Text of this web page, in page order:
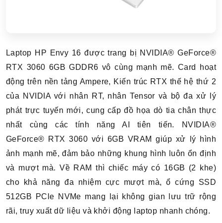
Laptop HP Envy 16 được trang bị NVIDIA® GeForce®
RTX 3060 6GB GDDR6 vô cùng mạnh mẽ. Card hoạt
động trên nền tảng Ampere, Kiến trúc RTX thế hệ thứ 2
của NVIDIA với nhân RT, nhân Tensor và bộ đa xử lý
phát trực tuyến mới, cung cấp đồ họa dò tia chân thực
nhất cùng các tính năng AI tiên tiến. NVIDIA®
GeForce® RTX 3060 với 6GB VRAM giúp xử lý hình
ảnh mạnh mẽ, đảm bảo những khung hình luôn ổn định
và mượt mà.Về RAM thì chiếc máy có 16GB (2 khe)
cho khả năng đa nhiệm cực mượt mà, ổ cứng SSD
512GB PCle NVMe mang lại không gian lưu trữ rộng
rãi, truy xuất dữ liệu và khởi động laptop nhanh chóng.